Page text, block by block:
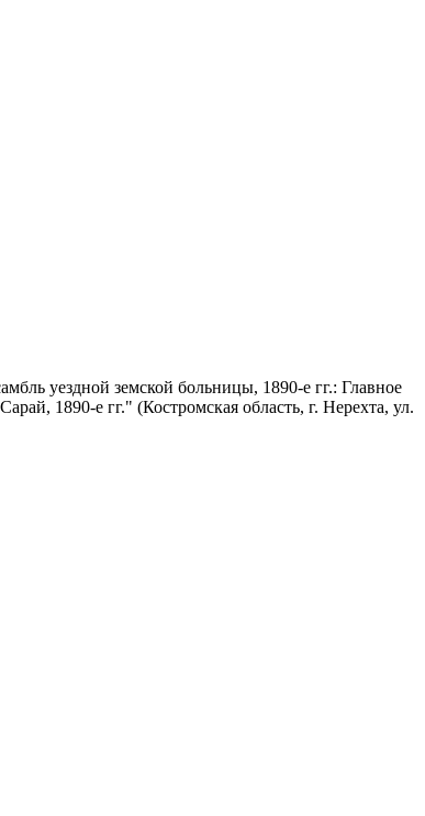
уездной земской больницы, 1890-е гг.: Главное
1890-е гг." (Костромская область, г. Нерехта, ул.